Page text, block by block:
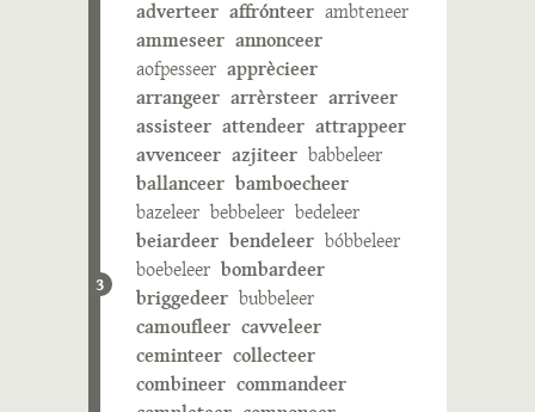
3
adverteer affrónteer ambteneer
ammeseer annonceer
aofpesseer apprècieer
arrangeer arrèrsteer arriveer
assisteer attendeer attrappeer
avvenceer azjiteer babbeleer
ballanceer bamboecheer
bazeleer bebbeleer bedeleer
beiardeer bendeleer bóbbeleer
boebeleer bombardeer
briggedeer bubbeleer
camoufleer cavveleer
ceminteer collecteer
combineer commandeer